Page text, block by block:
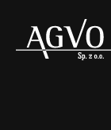
Header